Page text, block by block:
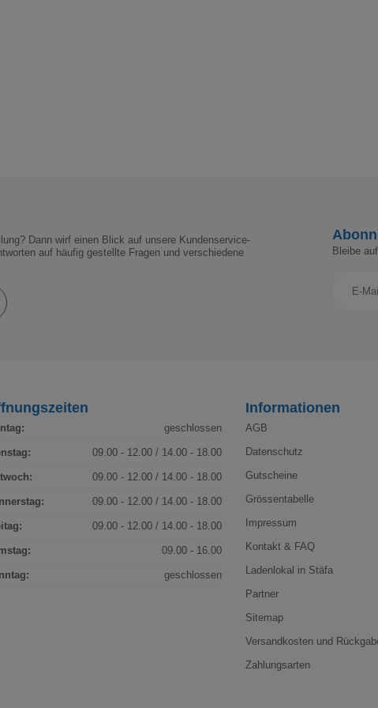
Dann wirf einen Blick auf unsere Kundenservice-
auf häufig gestellte Fragen und verschiedene
Bleibe
geschlossen
09.00 - 12.00 / 14.00 - 18.00
09.00 - 12.00 / 14.00 - 18.00
09.00 - 12.00 / 14.00 - 18.00
09.00 - 12.00 / 14.00 - 18.00
09.00 - 16.00
geschlossen
Informationen
AGB
Datenschutz
Gutscheine
Grössentabelle
Impressum
Kontakt & FAQ
Ladenlokal in Stäfa
Partner
Sitemap
Versandkosten und
Zahlungsarten